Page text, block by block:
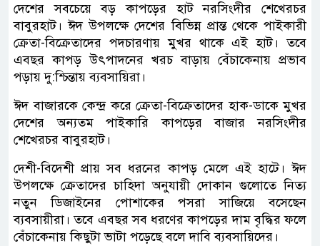
দেশের সবচেয়ে বড় কাপড়ের হাট নরসিংদীর শেখেরচর
বাবুরহাট। ঈদ উপলক্ষে দেশের বিভিন্ন প্রান্ত থেকে পাইকারী
ক্রেতা-বিক্রেতাদের পদচারণায় মুখর থাকে এই হাট। তবে
এবছর কাপড় উৎপাদনের খরচ বাড়ায় বেঁচাকেনায় প্রভাব
পড়ায় দু:শ্চিন্তায় ব্যবসায়িরা।
ঈদ বাজারকে কেন্দ্র করে ক্রেতা-বিক্রেতাদের হাক-ডাকে মুখর
দেশের অন্যতম পাইকারি কাপড়ের বাজার নরসিংদীর
শেখেরচর বাবুরহাট।
দেশী-বিদেশী প্রায় সব ধরনের কাপড় মেলে এই হাটে। ঈদ
উপলক্ষে ক্রেতাদের চাহিদা অনুযায়ী দোকান গুলোতে নিত্য
নতুন ডিজাইনের পোশাকের পসরা সাজিয়ে বসেছেন
ব্যবসায়ীরা। তবে এবছর সব ধরণের কাপড়ের দাম বৃদ্ধির ফলে
বেঁচাকেনায় কিছুটা ভাটা পড়েছে বলে দাবি ব্যবসায়িদের।